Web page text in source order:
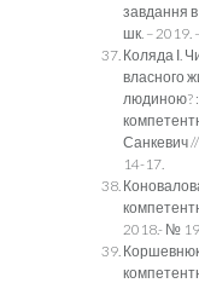
завдання в
шк. – 2019.
Коляда І.
власного
людиною?
Санкевич //
14-17.
2018.- №